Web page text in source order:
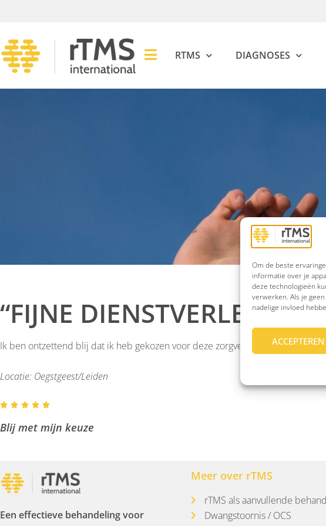
Om de beste
informatie over je
deze technologieën
verwerken. Als je
nadelige invloed
ACCEPTEREN
RTMS DIAGNOSES
“FIJNE DIENSTVERLENING”
Ik ben ontzettend blij dat ik heb gekozen voor deze zorgverlener. Ze zijn
Locatie: Oegstgeest/Leiden
    
Blij met mijn keuze
Een effectieve behandeling voor
Meer over rTMS
rTMS als aanvullende
Dwangstoornis / OCS